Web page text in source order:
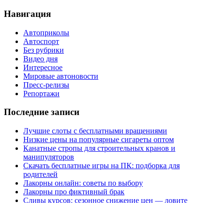
Навигация
Автоприколы
Автоспорт
Без рубрики
Видео дня
Интересное
Мировые автоновости
Пресс-релизы
Репортажи
Последние записи
Лучшие слоты с бесплатными вращениями
Низкие цены на популярные сигареты оптом
Канатные стропы для строительных кранов и
манипуляторов
Скачать бесплатные игры на ПК: подборка для
родителей
Лакорны онлайн: советы по выбору
Лакорны про фиктивный брак
Сливы курсов: сезонное снижение цен — ловите